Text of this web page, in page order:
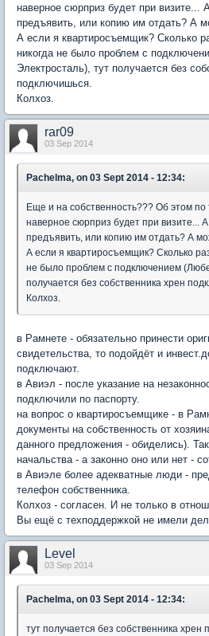
наверное сюрприз будет при визите...
предъявить, или копию им отдать? А
А если я квартиросъемщик? Сколько
никогда не было проблем с
Электросталь), тут получается без
подключишься.
Колхоз.
rar09
03 Sep 2014
Pachelma, on 03 Sept 2014 - 12:34:
Еще и на собственность??? Об этом
наверное сюрприз будет при визите...
предъявить, или копию им отдать? А
А если я квартиросъемщик? Сколько
не было проблем с подключением
получается без собственника хрен
Колхоз.
в Рамнете - обязательно принести
свидетельства, то подойдёт и
подключают.
в Авиэл - после указание на
подключили по паспорту.
на вопрос о квартиросъемщике - в
документы на собственность от
данного предложения - обиделись).
начальства - а законно оно или нет -
в Авиэле более адекватные люди -
телефон собственника.
Колхоз - согласен. И не только в
Вы ещё с техподдержкой не имели
Level
03 Sep 2014
Pachelma, on 03 Sept 2014 - 12:34:
тут получается без собственника хрен